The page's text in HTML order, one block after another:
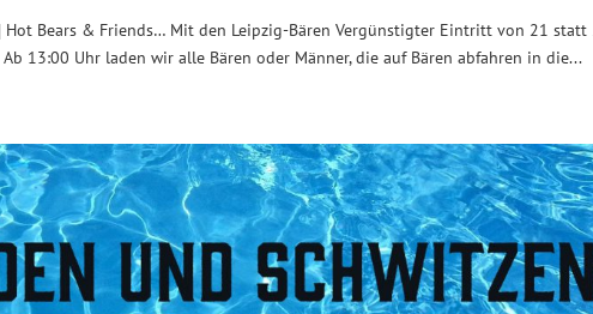
Hot Bears & Friends… Mit den Leipzig-Bären Vergünstigter Eintritt von 21 statt
13:00 Uhr laden wir alle Bären oder Männer, die auf Bären abfahren in die...